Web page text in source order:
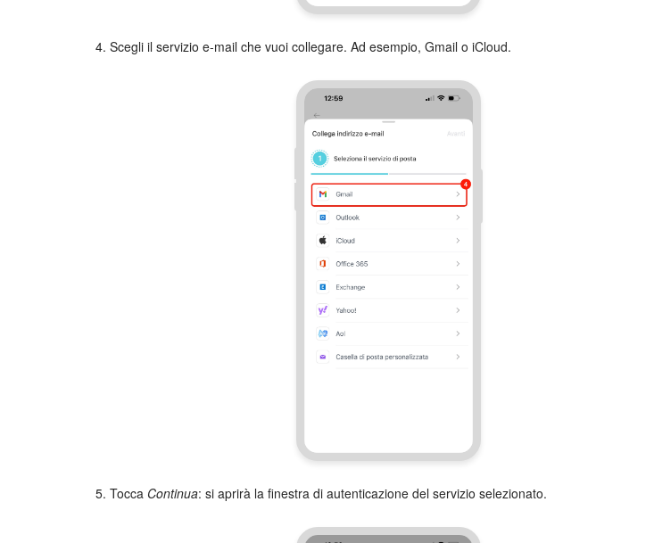
4. Scegli il servizio e-mail che vuoi collegare. Ad esempio, Gmail o iCloud.
5. Tocca Continua: si aprirà la finestra di autenticazione del servizio selezionato.